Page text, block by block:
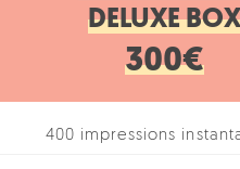
300€
impressions instantanées
illimitées sans impressions